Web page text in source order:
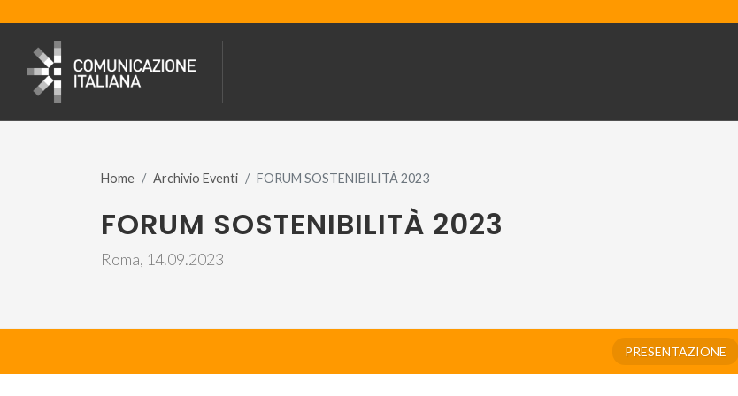
Home Archivio Eventi FORUM SOSTENIBILITÀ 2023
FORUM SOSTENIBILITÀ 2023
Roma, 14.09.2023
PRESENTAZIONE